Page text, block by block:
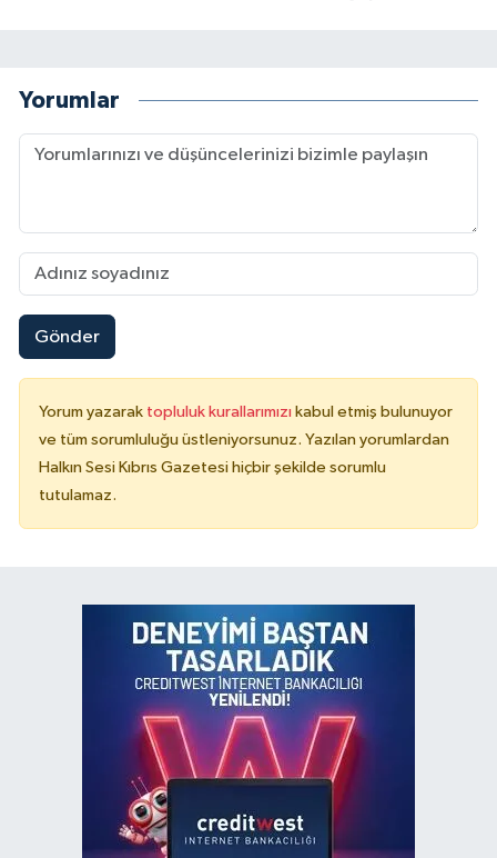
Yorumlar
Gönder
Yorum yazarak topluluk kurallarımızı kabul etmiş bulunuyor
ve tüm sorumluluğu üstleniyorsunuz. Yazılan yorumlardan
Halkın Sesi Kıbrıs Gazetesi hiçbir şekilde sorumlu
tutulamaz.